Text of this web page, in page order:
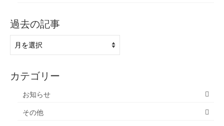
過去の記事
去
事
カテゴリー
お知らせ
その他